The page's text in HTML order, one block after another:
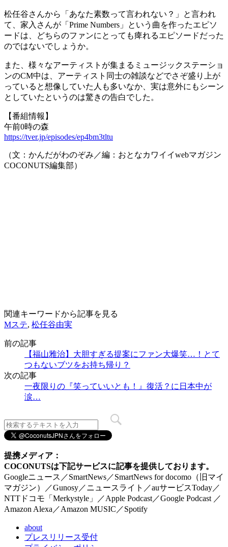
松任谷さんから「あなた素数って言われない？」と言われ
て、家入さんが「Prime Numbers」という曲を作ったエピソ
ードは、どちらのファンにとっても痺れるエピソードだった
のではないでしょうか。
また、様々なアーティストが集まるミュージックステーショ
ンのCM中は、アーティスト同士の雑談などでさぞ盛り上が
っていると想像していた人も多いなか、実は意外にもシーン
としていたというのは驚きの告白でした。
【番組情報】
午前0時の森
https://tver.jp/episodes/ep4bm3tltu
（文：かんだがわのぞみ／編：おとなカワイイwebマガジン
COCONUTS編集部）
関連キーワードから記事を見る
Mステ, 松任谷由実
前の記事
【福山雅治】大胆すぎる提案にファン大爆笑…！とて
つもないブツをお持ち帰り？
次の記事
一夜限りの『笑っていいとも！』復活？に日本中が
涙…
提携メディア：
COCONUTSは下記サービスに記事を提供しております。
Googleニュース／SmartNews／SmartNews for docomo（旧マイ
マガジン）／Gunosy／ニュースライト／auサービスToday／
NTTドコモ「Merkystyle」／Apple Podcast／Google Podcast ／
Amazon Alexa／Amazon MUSIC／Spotify
about
プレスリリース受付